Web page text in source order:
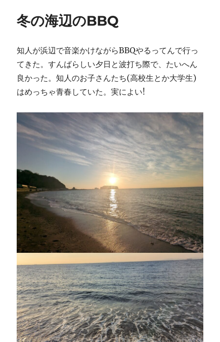
ー
冬の海辺のBBQ
知人が浜辺で音楽かけながらBBQやるってんで行っ
てきた。すんばらしい夕日と波打ち際で、たいへん
良かった。知人のお子さんたち(高校生とか大学生)
はめっちゃ青春していた。実によい!